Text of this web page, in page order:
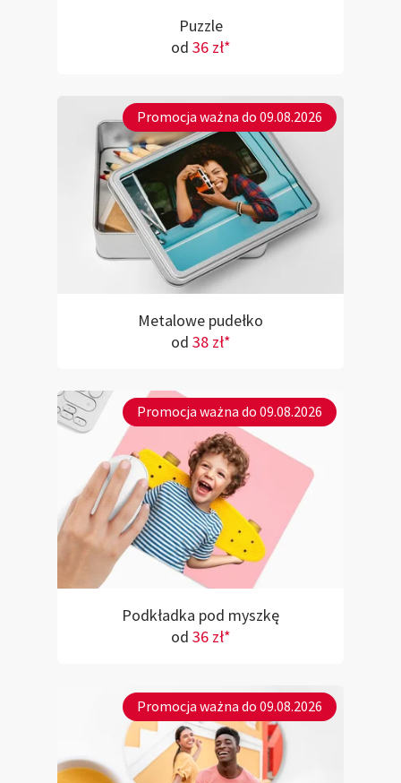
Puzzle
od 36 zł*
Promocja ważna do 09.08.2026
Metalowe pudełko
od 38 zł*
Promocja ważna do 09.08.2026
Podkładka pod myszkę
od 36 zł*
Promocja ważna do 09.08.2026